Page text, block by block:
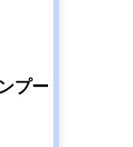
プー